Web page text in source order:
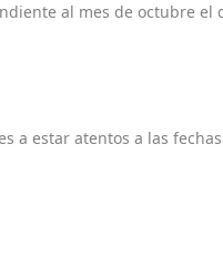
al mes de octubre
a estar atentos a las